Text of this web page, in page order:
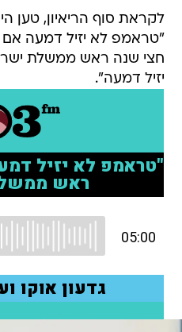
לקראת סוף הריאיון, טען
"טראמפ לא יזיל דמעה אם
חצי שנה ראש ממשלת
יזיל דמעה".